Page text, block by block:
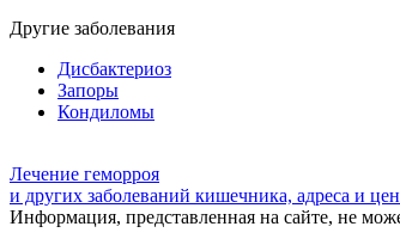
Другие заболевания
Дисбактериоз
Запоры
Кондиломы
Лечение геморроя
и других заболеваний кишечника, адреса и
Информация, представленная на сайте, не